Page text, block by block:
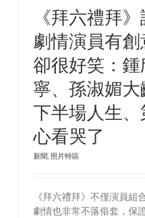
《拜六禮拜
劇情演員有
卻很好笑：
寧、孫淑媚
下半場人生
心看哭了
新聞, 照片特區
《拜六禮拜》不僅演員組
劇情也非常不落俗套，保